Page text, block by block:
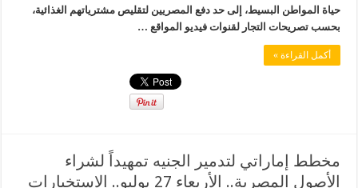
حياة المواطن البسيط، إلى حد دفع المصريين لتقليص مشترياتهم الغذائية،
بحسب تصريحات التجار لقنوات فيديو المواقع …
أكمل القراءة »
مخطط إماراتي لتدمير الجنيه تمهيداً لشراء
الأصول المصرية.. الأربعاء 27 يوليو.. الاستخبارات